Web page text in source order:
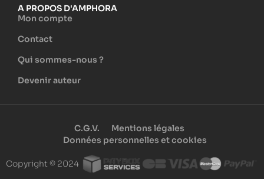
A PROPOS D'AMPHORA
Mon compte
Contact
Qui sommes-nous ?
Devenir auteur
C.G.V.
Mentions légales
Données personnelles et cookies
Copyright © 2024